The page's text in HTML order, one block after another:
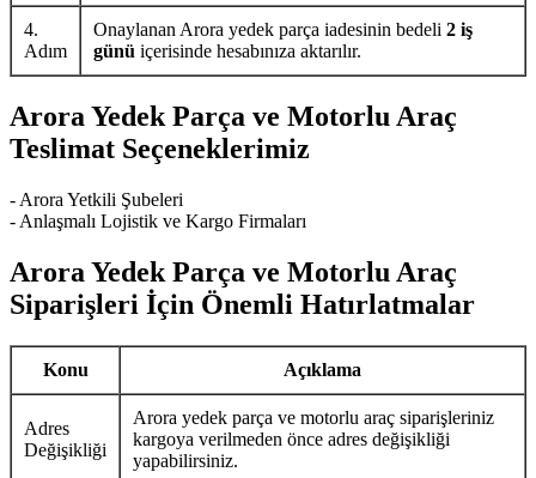
4.
Adım
Onaylanan Arora yedek parça iadesinin bedeli 2 iş
günü içerisinde hesabınıza aktarılır.
Arora Yedek Parça ve Motorlu Araç
Teslimat Seçeneklerimiz
- Arora Yetkili Şubeleri
- Anlaşmalı Lojistik ve Kargo Firmaları
Arora Yedek Parça ve Motorlu Araç
Siparişleri İçin Önemli Hatırlatmalar
Konu Açıklama
Adres
Değişikliği
Arora yedek parça ve motorlu araç siparişleriniz
kargoya verilmeden önce adres değişikliği
yapabilirsiniz.